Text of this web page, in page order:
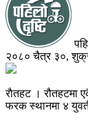
२०८० चैत्र ३०,
राैतहट । रौतहटमा
फरक स्थानमा ४